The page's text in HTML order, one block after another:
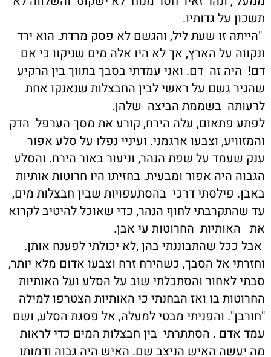
תשכון על גדותיו.
"הייתה זו שעת ליל, והגשם לא פסק מרדת. הוא ירד
ונקווה על הארץ, אך לא היו אלה מים שניקוו כי אם
דם! היה זה דם. ואני עמדתי בסבך בתווך בין הרקיע
שהגיר גשם על ראשי לבין החבצלות שנאנקו אחת
לרעותה בשממת הביצה שלהן.
לפתע פתאום, עלה הירח, קורע את מסך הערפל הדק
והמזוויע, וצבעו ארגמני. ועיניי נפלו על סלע אפור
ענק שעמד על שפת הנהר, וניעור באור הירח. והסלע
הגבוה היה אפור ומבעית. בחזיתו היו חרוטות אותיות
באבן. פילסתי דרכי בהסתעפויות שבין חבצלות מים,
עד שהתקרבתי לחוף הנהר, כדי שאוכל להיטיב לקרוא
את האותיות החרוטות עי אבן.
אבל ככל שהתבוננתי בהן ,לא יכולתי לפענח אותן.
וחזרתי אל הסבך, כשהירח זרח וצבעו אדום מלא יותר,
סבתי לאחור והסתכלתי שוב על הסלע ועל האותיות
החרוטות בו ואז הבחנתי כי האותיות הצטרפו למילה
"חורבן". והפניתי מבטי למעלה, אל פסגת הסלע, ושם
עמד אדם . הסתתרתי בין חבצלות המים כדי לראות
מה יעשה האיש הניצב שם. האיש היה גבוה ודמותו